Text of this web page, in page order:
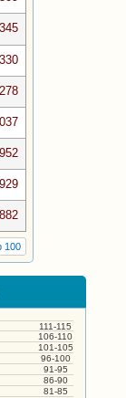
100
111-115
106-110
101-105
96-100
91-95
86-90
81-85